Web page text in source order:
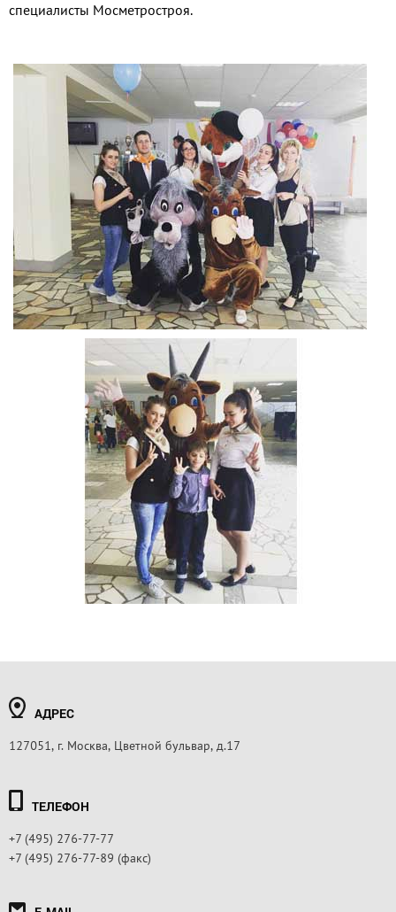
специалисты Мосметростроя.
АДРЕС
127051, г. Москва, Цветной бульвар, д.17
ТЕЛЕФОН
+7 (495) 276-77-77
+7 (495) 276-77-89 (факс)